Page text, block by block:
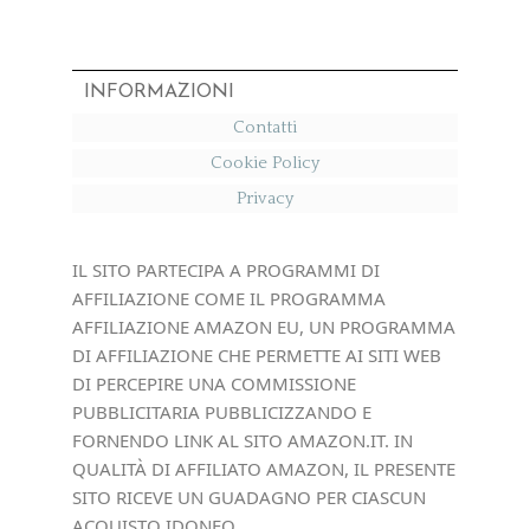
INFORMAZIONI
Contatti
Cookie Policy
Privacy
IL SITO PARTECIPA A PROGRAMMI DI
AFFILIAZIONE COME IL PROGRAMMA
AFFILIAZIONE AMAZON EU, UN PROGRAMMA
DI AFFILIAZIONE CHE PERMETTE AI SITI WEB
DI PERCEPIRE UNA COMMISSIONE
PUBBLICITARIA PUBBLICIZZANDO E
FORNENDO LINK AL SITO AMAZON.IT. IN
QUALITÀ DI AFFILIATO AMAZON, IL PRESENTE
SITO RICEVE UN GUADAGNO PER CIASCUN